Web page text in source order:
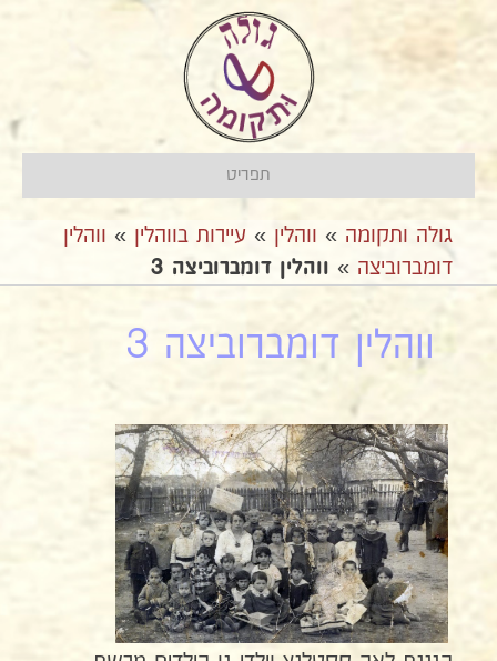
תפריט
גולה ותקומה » ווהלין » עיירות בווהלין » ווהלין
דומברוביצה » ווהלין דומברוביצה 3
ווהלין דומברוביצה 3